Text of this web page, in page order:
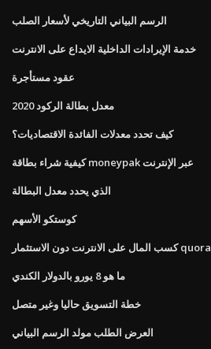
الرسم البياني التاريخي لأسعار الصلب
خدمة الإيرادات الداخلية الايداع على الانترنت
عقود مستأجرة
2020 معدل بطالة الركود
كيف تحدد معدلات الفائدة الاقتصاديات؟
كيفية شراء بطاقة moneypak عبر الإنترنت
الذي يحدد معدل البطالة
كوستكو الأسهم
كسب المال على الانترنت دون الاستثمار quora
ما هو 8 يورو بالدولار الكندي
خطة التسويق حاليا وغير متصل
العرض الطلب مولد الرسم البياني